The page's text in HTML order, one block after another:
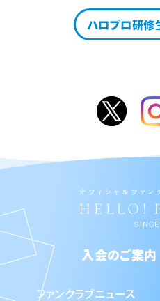
ハロプロ研修
入会のご案内
ファンクラブニュース